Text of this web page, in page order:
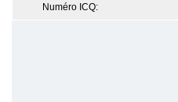
Numéro ICQ: